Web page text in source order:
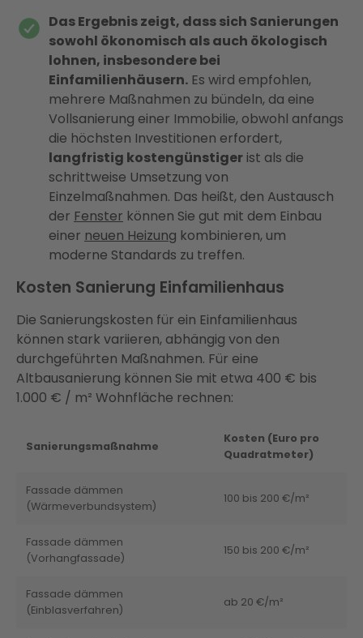
Das Ergebnis zeigt, dass sich Sanierungen
sowohl ökonomisch als auch ökologisch
lohnen, insbesondere bei
Einfamilienhäusern. Es wird empfohlen,
mehrere Maßnahmen zu bündeln, da eine
Vollsanierung einer Immobilie, obwohl anfangs
die höchsten Investitionen erfordert,
langfristig kostengünstiger ist als die
schrittweise Umsetzung von
Einzelmaßnahmen. Das heißt, den Austausch
der Fenster können Sie gut mit dem Einbau
einer neuen Heizung kombinieren, um
moderne Standards zu treffen.
Kosten Sanierung Einfamilienhaus
Die Sanierungskosten für ein Einfamilienhaus
können stark variieren, abhängig von den
durchgeführten Maßnahmen. Für eine
Altbausanierung können Sie mit etwa 400 € bis
1.000 € / m² Wohnfläche rechnen:
Sanierungsmaßnahme
Kosten (Euro pro
Quadratmeter)
Fassade dämmen
(Wärmeverbundsystem)
100 bis 200 €/m²
Fassade dämmen
(Vorhangfassade)
150 bis 200 €/m²
Fassade dämmen
(Einblasverfahren)
ab 20 €/m²